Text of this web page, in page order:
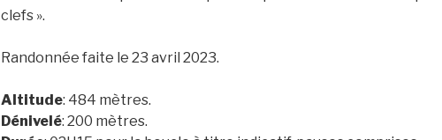
clefs ».
Randonnée faite le 23 avril 2023.
Altitude: 484 mètres.
Dénivelé: 200 mètres.